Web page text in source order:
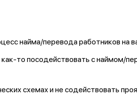
найма/перевода работников на
то посодействовать с наймом/
схемах и не содействовать